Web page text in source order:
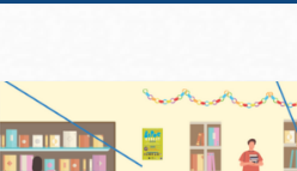
Ver todas